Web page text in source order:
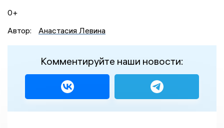
0+
Автор:
Анастасия Левина
Комментируйте наши новости: